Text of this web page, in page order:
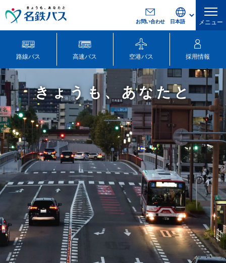
お問い合わせ メニュー
路線バス 高速バス 空港バス 採用情報
きょうも、あなたと